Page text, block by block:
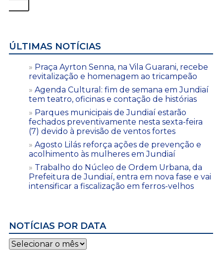
ÚLTIMAS NOTÍCIAS
Praça Ayrton Senna, na Vila Guarani, recebe
revitalização e homenagem ao tricampeão
Agenda Cultural: fim de semana em Jundiaí
tem teatro, oficinas e contação de histórias
Parques municipais de Jundiaí estarão
fechados preventivamente nesta sexta-feira
(7) devido à previsão de ventos fortes
Agosto Lilás reforça ações de prevenção e
acolhimento às mulheres em Jundiaí
Trabalho do Núcleo de Ordem Urbana, da
Prefeitura de Jundiaí, entra em nova fase e vai
intensificar a fiscalização em ferros-velhos
NOTÍCIAS POR DATA
Notícias
por